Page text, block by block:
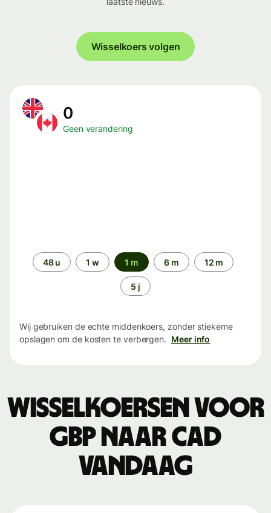
Wisselkoers volgen
0
Geen verandering
Periode48 u 1 w 1 m 6 m 12 m
5 j
Wij gebruiken de echte middenkoers, zonder stiekeme
opslagen om de kosten te verbergen. Meer info
Wisselkoersen voor
GBP naar CAD
vandaag